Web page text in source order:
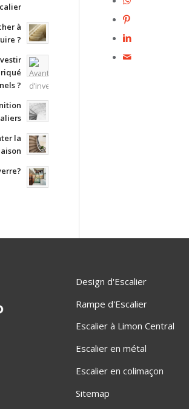
à
?
?
la
Design d'Escalier
Rampe d'Escalier
Escalier à Limon Central
Escalier en métal
Escalier en colimaçon
Sitemap